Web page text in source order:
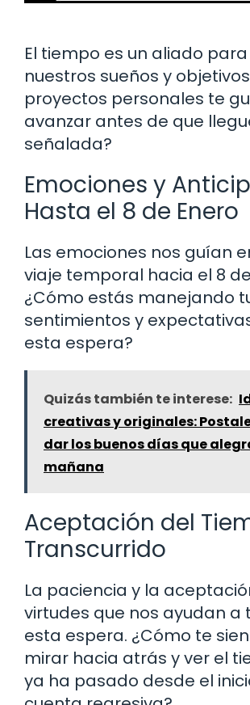
El tiempo es un aliado
nuestros sueños y
proyectos personales te
avanzar antes de que
señalada?
Emociones y
Hasta el 8 de Enero
Las emociones nos guían
viaje temporal hacia el 8
¿Cómo estás manejando
sentimientos y
esta espera?
Quizás también te interese:
creativas y originales:
dar los buenos días que
mañana
Aceptación del
Transcurrido
La paciencia y la
virtudes que nos ayudan a
esta espera. ¿Cómo te
mirar hacia atrás y ver el
ya ha pasado desde el